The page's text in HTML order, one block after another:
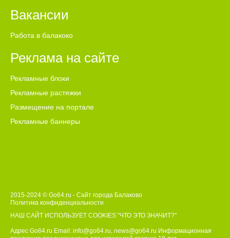
Вакансии
Работа в балакоко
Реклама на сайте
Рекламные блоки
Рекламные растяжки
Размещение на портале
Рекламные баннеры
2015-2024 © Go64.ru - Сайт города Балаково
Политика конфиденциальности
НАШ САЙТ ИСПОЛЬЗУЕТ COOKIES "ЧТО ЭТО ЗНАЧИТ?"
Адрес Go64.ru Email: info@go64.ru, news@go64.ru Информационная